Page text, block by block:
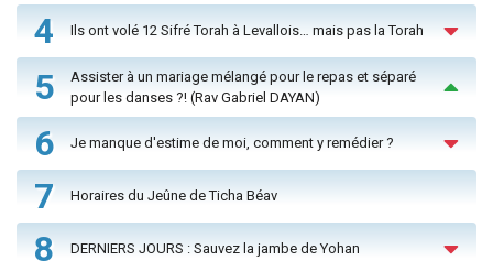
4 Ils ont volé 12 Sifré Torah à Levallois… mais pas la Torah
5
Assister à un mariage mélangé pour le repas et séparé
pour les danses ?! (Rav Gabriel DAYAN)
6 Je manque d'estime de moi, comment y remédier ?
7 Horaires du Jeûne de Ticha Béav
8 DERNIERS JOURS : Sauvez la jambe de Yohan